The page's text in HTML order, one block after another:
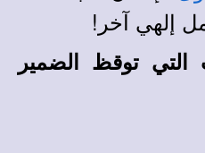
إلهي آخر‍‍‍‍‍‍‍‍‍‍‍‍‍‍‍‍‍‍‍‍‍‍‍‍‍‍‍‍‍‍‍‍‍‍‍‍!
التي توقظ الضمير